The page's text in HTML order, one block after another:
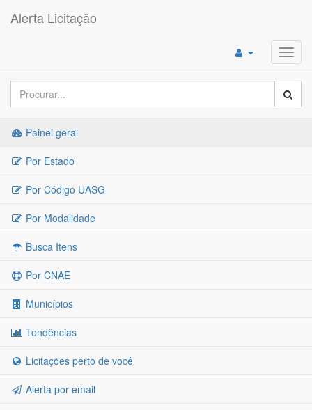
Alerta Licitação
Painel geral
Por Estado
Por Código UASG
Por Modalidade
Busca Itens
Por CNAE
Municípios
Tendências
Licitações perto de você
Alerta por email